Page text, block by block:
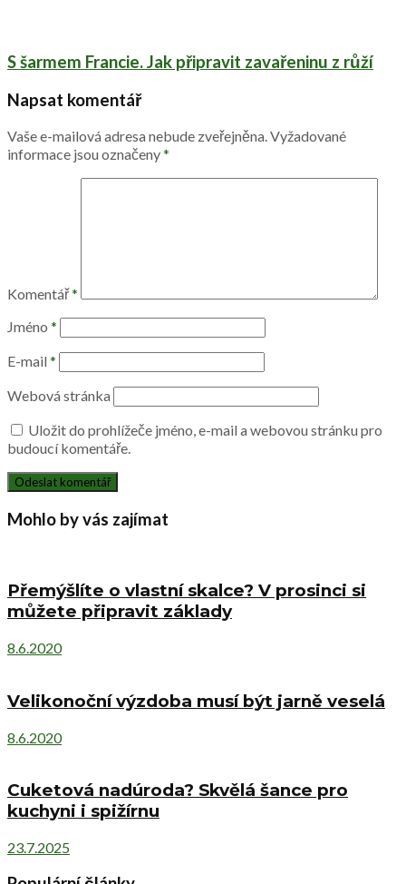
S šarmem Francie. Jak připravit zavařeninu z růží
Napsat komentář
Vaše e-mailová adresa nebude zveřejněna.Vyžadované
informace jsou označeny*
Komentář*
Jméno *
E-mail *
Webová stránka
Uložit do prohlížeče jméno, e-mail a webovou stránku pro
budoucí komentáře.
Mohlo by vás zajímat
Přemýšlíte o vlastní skalce? V prosinci si
můžete připravit základy
8.6.2020
Velikonoční výzdoba musí být jarně veselá
8.6.2020
Cuketová nadúroda? Skvělá šance pro
kuchyni i spižírnu
23.7.2025